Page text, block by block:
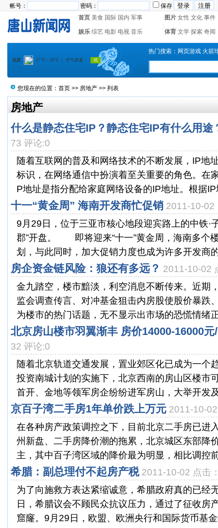
帐号： 密码：
保存
首页 美食 国际 国内 军事 图片 女性 文化 事件
娱乐 综艺 电影 电视 音乐 体育 文学 探索 奇闻
热门搜索： 网页游戏 火箭
您现在的位置： 首页 >> 房地产 >> 列表
房地产
什么是静态住宅IP？静态住宅IP有什么用途
73 评论:0
随着互联网的普及和网络技术的不断发展，IP地
标识，在网络通信中扮演着至关重要的角色。在
P地址是指分配给家庭网络设备的IP地址。根据IP
十一“黄金周” 海南开发商忙促销 2011-10-02
9月29日，位于三亚市核心地段迎宾路上的中铁·
郡”开盘。 即将迎来“十一”黄金周，海南多个
划，与此同时，加大促销力度也成为许多开发商
房企资金链风险：狼还有多远？ 2011-10-02
金九踏空，楼市黯淡，利空消息不断传来。近期
监会调查传言、对冲基金狙击内房股使股价暴跌
为楼市的热门话题，无不显示出市场的恐慌情绪
北京房山楼市羽翼渐丰 房价14000-16000元
32 评论:0
随着北京轨道交通发展，置业郊区化已成为一个
投资南城计划的实施下，北京西南的房山区楼市
首开、金地等领军房企纷纷进军房山，大举开发
京百子湾二手房1年单价跌上万元 2011-10-
在各种房产政策调控之下，目前北京二手房已进
州新盘、二手房降价潮的拖累，北京城区东部降
主，其中百子湾区域的降价最为明显，相比调控
希腊：副总理付不起房产税 2011-10-02 点击
为了向施救方表达紧缩诚意，希腊政府真的已经
日，希腊议会不顾民众抗议压力，通过了征收房
窟窿。9月29日，欧盟、欧洲央行和国际货币基